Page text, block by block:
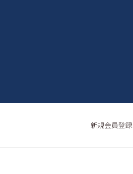
新規会員登録